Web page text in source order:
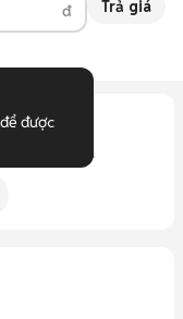
đ Trả giá
học 2triệu
được